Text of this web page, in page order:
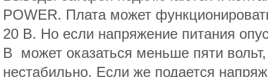
POWER. Плата может
20 В. Но если напряжение питания
В может оказаться меньше пяти вольт,
нестабильно. Если же подается